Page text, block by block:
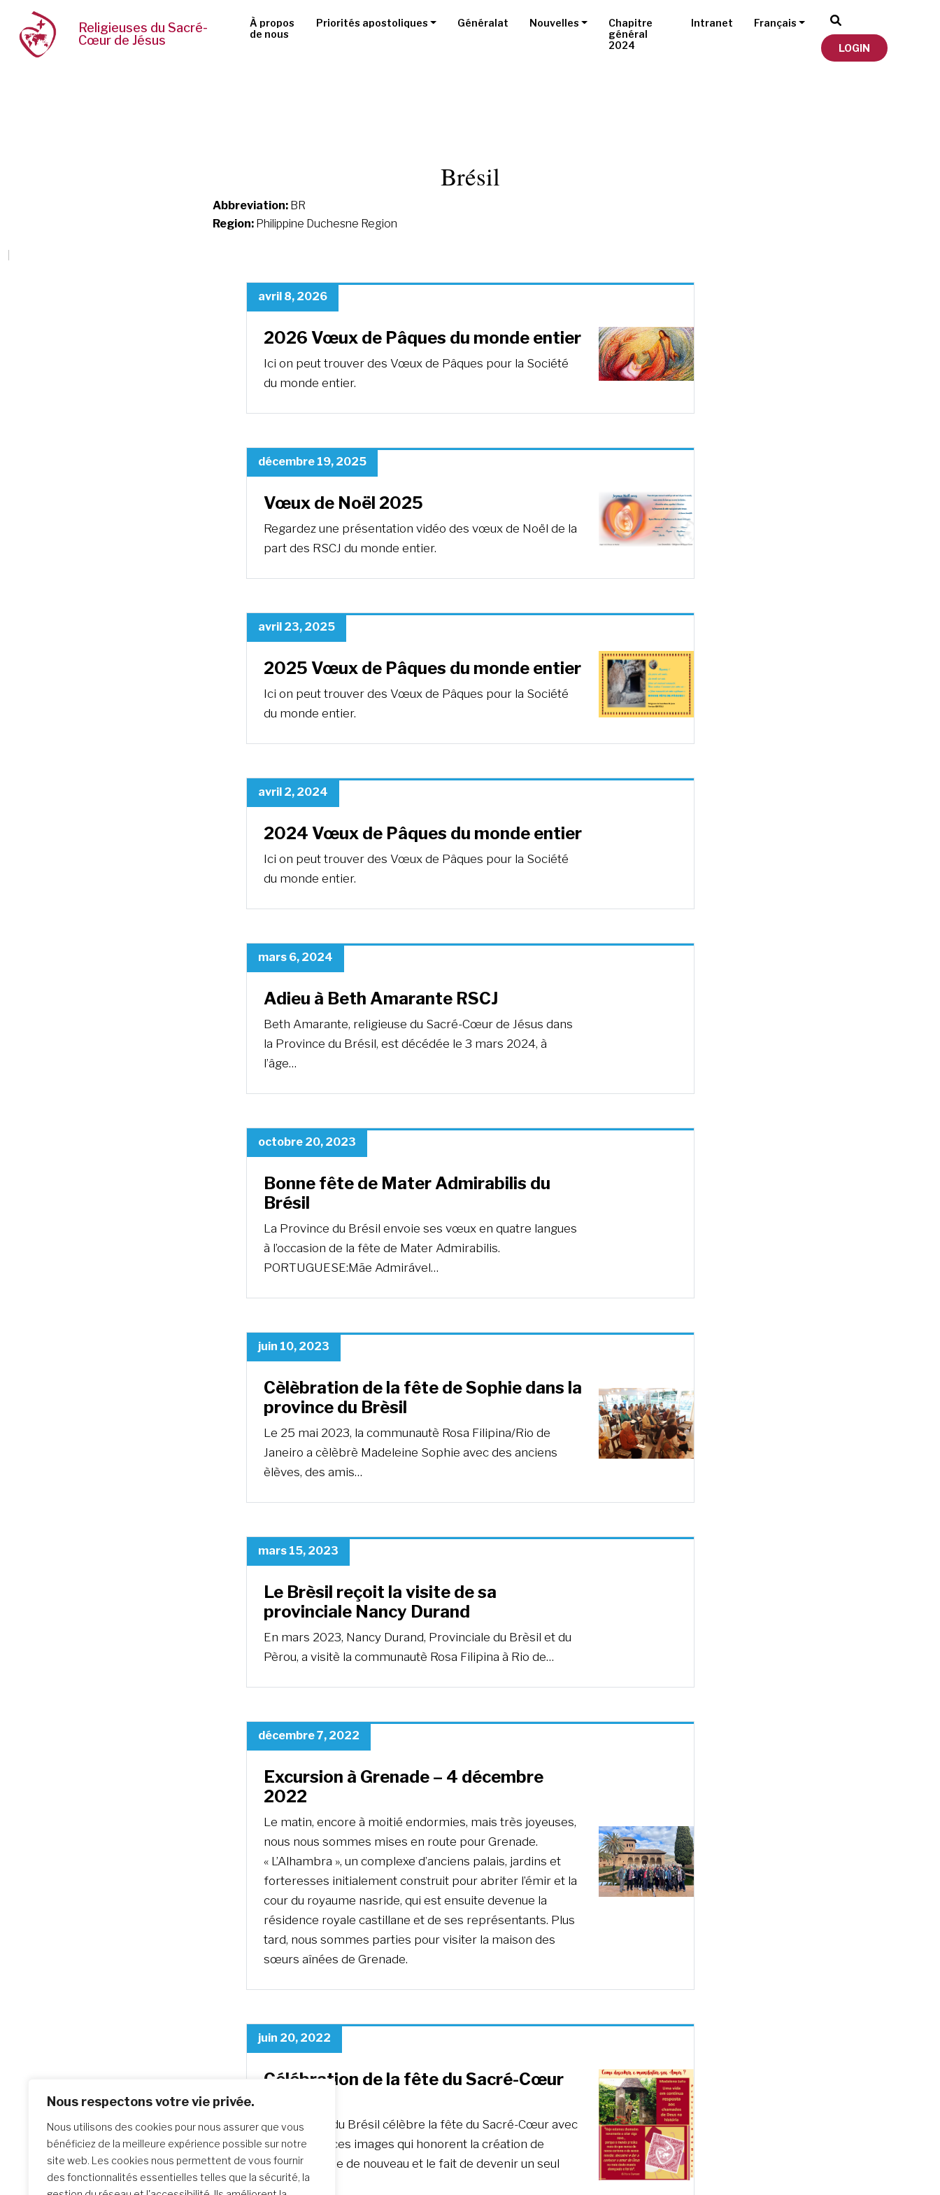
Nous respectons votre vie privée.
Nous utilisons des cookies pour nous assurer que vous
bénéficiez de la meilleure expérience possible sur notre
site web. Les cookies nous permettent de vous fournir
des fonctionnalités essentielles telles que la sécurité, la
Religieuses du Sacré-
Cœur de Jésus
À propos
de nous
Priorités apostoliques Généralat Nouvelles
Chapitre
général
2024
Intranet Français
LOGIN
Brésil
Abbreviation: BR
Region: Philippine Duchesne Region
avril 8, 2026
2026 Vœux de Pâques du monde entier
Ici on peut trouver des Vœux de Pâques pour la Société
du monde entier.
décembre 19, 2025
Vœux de Noël 2025
Regardez une présentation vidéo des vœux de Noël de la
part des RSCJ du monde entier.
avril 23, 2025
2025 Vœux de Pâques du monde entier
Ici on peut trouver des Vœux de Pâques pour la Société
du monde entier.
avril 2, 2024
2024 Vœux de Pâques du monde entier
Ici on peut trouver des Vœux de Pâques pour la Société
du monde entier.
mars 6, 2024
Adieu à Beth Amarante RSCJ
Beth Amarante, religieuse du Sacré-Cœur de Jésus dans
la Province du Brésil, est décédée le 3 mars 2024, à
l’âge…
octobre 20, 2023
Bonne fête de Mater Admirabilis du
Brésil
La Province du Brésil envoie ses vœux en quatre langues
à l’occasion de la fête de Mater Admirabilis.
PORTUGUESE:Mãe Admirável…
juin 10, 2023
Cèlèbration de la fête de Sophie dans la
province du Brèsil
Le 25 mai 2023, la communautè Rosa Filipina/Rio de
Janeiro a cèlèbrè Madeleine Sophie avec des anciens
èlèves, des amis…
mars 15, 2023
Le Brèsil reçoit la visite de sa
provinciale Nancy Durand
En mars 2023, Nancy Durand, Provinciale du Brèsil et du
Pèrou, a visitè la communautè Rosa Filipina à Rio de…
décembre 7, 2022
Excursion à Grenade – 4 décembre
2022
Le matin, encore à moitié endormies, mais très joyeuses,
nous nous sommes mises en route pour Grenade.
« L’Alhambra », un complexe d’anciens palais, jardins et
forteresses initialement construit pour abriter l’émir et la
cour du royaume nasride, qui est ensuite devenue la
résidence royale castillane et de ses représentants. Plus
tard, nous sommes parties pour visiter la maison des
sœurs aînées de Grenade.
juin 20, 2022
Célébration de la fête du Sacré-Cœur
La province du Brésil célèbre la fête du Sacré-Cœur avec
ces mots et ces images qui honorent la création de
quelque chose de nouveau et le fait de devenir un seul
corps.